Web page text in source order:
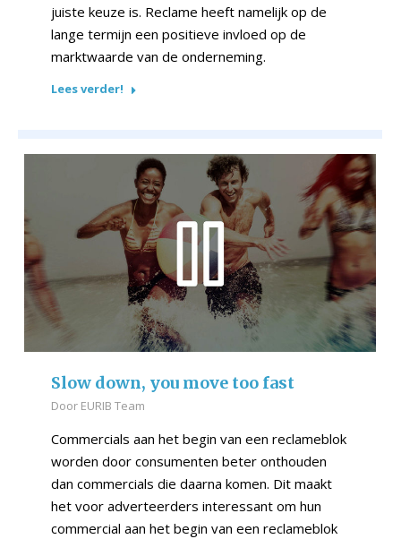
juiste keuze is. Reclame heeft namelijk op de
lange termijn een positieve invloed op de
marktwaarde van de onderneming.
Lees verder!
Slow down, you move too fast
Door EURIB Team
Commercials aan het begin van een reclameblok
worden door consumenten beter onthouden
dan commercials die daarna komen. Dit maakt
het voor adverteerders interessant om hun
commercial aan het begin van een reclameblok